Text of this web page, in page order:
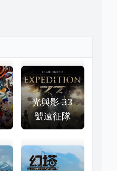
光與影 33
號遠征隊